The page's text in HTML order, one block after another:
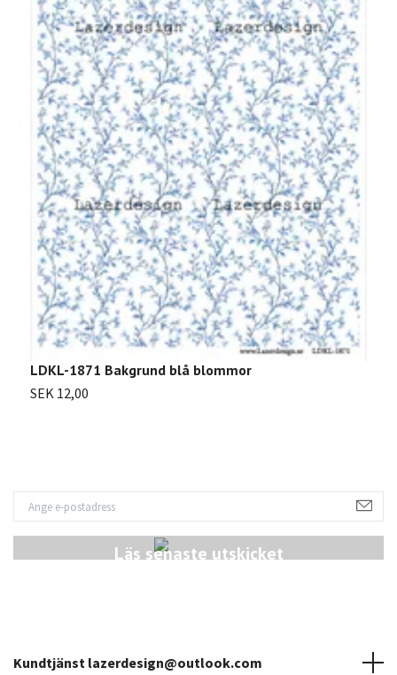
Läs senaste utskicket
LDKL-1871 Bakgrund blå blommor
SEK 12,00
Kundtjänst lazerdesign@outlook.com